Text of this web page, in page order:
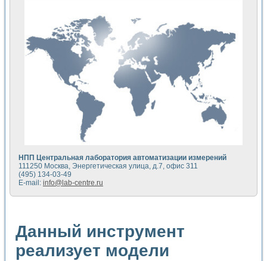
Разработка автоматизированного стенда для измерения
Применение среды LabVIEW для построения картины
Портативная система для определения показателей
Использование LabVIEW для управления источником
Устройство для снятия вольт-амперных характеристик
Передовые научные технологии: нано-, фемто-,
Автоматизированная установка по измерению временных
Автоматизированный лабораторный комплекс на базе
Визуализация моделирования и оптимизации тепловой
Виртуальный прибор для исследования функциональных
Исследование возможности создания экономичного
Исследование кинетики движения макрочастиц в
Метод прогнозирования свойств дисперсных продуктов
Недорогая система управления сверхпроводящим
Применение технологий NI в курсе экспериментальной
Расчет переноса аэрозоля и выпадения осадка в
Применение NI VISION для геометрического анализа в
Система температурной стабилизации
Управление движением с помощью программно -
НПП Центральная лаборатория автоматизации измерений
111250 Москва, Энергетическая улица, д.7, офис 311
(495) 134-03-49
E-mail: info@lab-centre.ru
Данный инструмент
реализует модели